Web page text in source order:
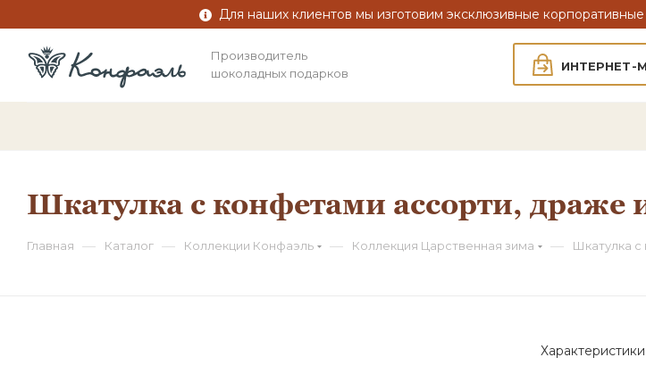
Для наших клиентов мы изготовим эксклюзивные
Производитель
шоколадных подарков
ИНТЕРНЕТ-
Шкатулка с конфетами ассорти, драже
Главная — Каталог — Коллекции Конфаэль — Коллекция Царственная зима — Шкатулка с
Характеристики